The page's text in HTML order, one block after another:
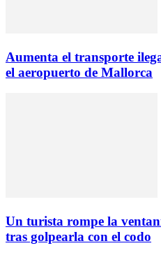
Aumenta el transporte
el aeropuerto de Mallorca
Un turista rompe la
tras golpearla con el codo